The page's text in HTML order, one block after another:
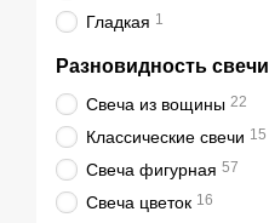
Гладкая 1
Разновидность свечи
Свеча из вощины 22
Классические свечи 15
Свеча фигурная 57
Свеча цветок 16